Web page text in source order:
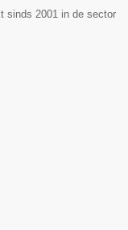
sinds 2001 in de sector